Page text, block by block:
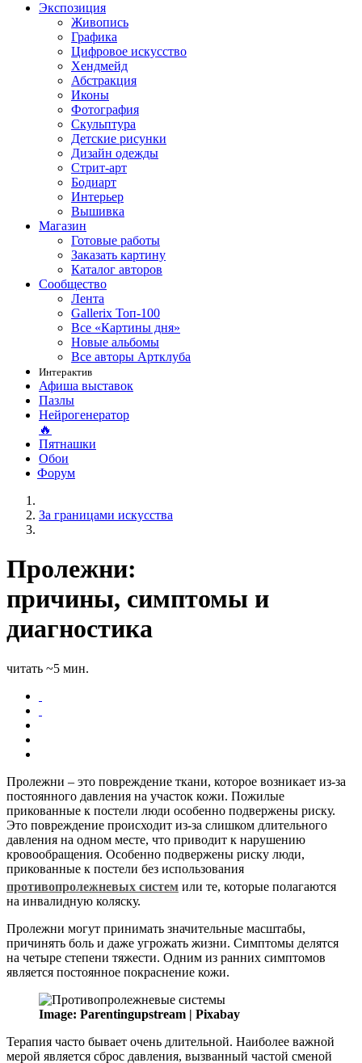
Экспозиция
Живопись
Графика
Цифровое искусство
Хендмейд
Абстракция
Иконы
Фотография
Скульптура
Детские рисунки
Дизайн одежды
Стрит-арт
Бодиарт
Интерьер
Вышивка
Магазин
Готовые работы
Заказать картину
Каталог авторов
Сообщество
Лента
Gallerix Топ-100
Все «Картины дня»
Новые альбомы
Все авторы Артклуба
Интерактив
Афиша выставок
Пазлы
Нейрогенератор
🔥
Пятнашки
Обои
Форум
За границами искусства
Пролежни:
причины, симптомы и
диагностика
читать ~5 мин.
Пролежни – это повреждение ткани, которое возникает из-за
постоянного давления на участок кожи. Пожилые
прикованные к постели люди особенно подвержены риску.
Это повреждение происходит из-за слишком длительного
давления на одном месте, что приводит к нарушению
кровообращения. Особенно подвержены риску люди,
прикованные к постели без использования
противопролежневых систем или те, которые полагаются
на инвалидную коляску.
Пролежни могут принимать значительные масштабы,
причинять боль и даже угрожать жизни. Симптомы делятся
на четыре степени тяжести. Одним из ранних симптомов
является постоянное покраснение кожи.
Image: Parentingupstream | Pixabay
Терапия часто бывает очень длительной. Наиболее важной
мерой является сброс давления, вызванный частой сменой